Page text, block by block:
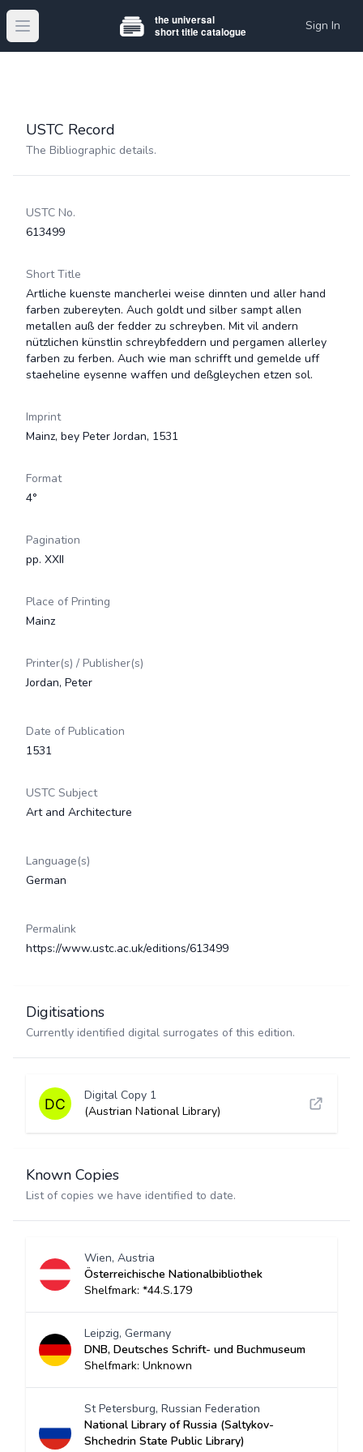
Open main menu Sign In
USTC Record
The Bibliographic details.
USTC No.
613499
Short Title
Artliche kuenste mancherlei weise dinnten und aller hand
farben zubereyten. Auch goldt und silber sampt allen
metallen auß der fedder zu schreyben. Mit vil andern
nützlichen künstlin schreybfeddern und pergamen allerley
farben zu ferben. Auch wie man schrifft und gemelde uff
staeheline eysenne waffen und deßgleychen etzen sol.
Imprint
Mainz, bey Peter Jordan, 1531
Format
4°
Pagination
pp. XXII
Place of Printing
Mainz
Printer(s) / Publisher(s)
Jordan, Peter
Date of Publication
1531
USTC Subject
Art and Architecture
Language(s)
German
Permalink
https://www.ustc.ac.uk/editions/613499
Digitisations
Currently identified digital surrogates of this edition.
Digital Copy 1
(Austrian National Library)
Known Copies
List of copies we have identified to date.
Wien, Austria
Österreichische Nationalbibliothek
Shelfmark: *44.S.179
Leipzig, Germany
DNB, Deutsches Schrift- und Buchmuseum
Shelfmark: Unknown
St Petersburg, Russian Federation
National Library of Russia (Saltykov-
Shchedrin State Public Library)